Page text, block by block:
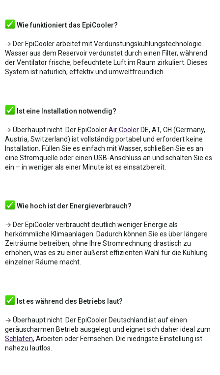
Wie funktioniert das EpiCooler?
→ Der EpiCooler arbeitet mit Verdunstungskühlungstechnologie.
Wasser aus dem Reservoir verdunstet durch einen Filter, während
der Ventilator frische, befeuchtete Luft im Raum zirkuliert. Dieses
System ist natürlich, effektiv und umweltfreundlich.
Ist eine Installation notwendig?
→ Überhaupt nicht. Der EpiCoolerAir CoolerDE, AT, CH (Germany,
Austria, Switzerland) ist vollständig portabel und erfordert keine
Installation. Füllen Sie es einfach mit Wasser, schließen Sie es an
eine Stromquelle oder einen USB-Anschluss an und schalten Sie es
ein – in weniger als einer Minute ist es einsatzbereit.
Wie hoch ist der Energieverbrauch?
→ Der EpiCooler verbraucht deutlich weniger Energie als
herkömmliche Klimaanlagen. Dadurch können Sie es über längere
Zeiträume betreiben, ohne Ihre Stromrechnung drastisch zu
erhöhen, was es zu einer äußerst effizienten Wahl für die Kühlung
einzelner Räume macht.
Ist es während des Betriebs laut?
→ Überhaupt nicht. Der EpiCooler Deutschland ist auf einen
geräuscharmen Betrieb ausgelegt und eignet sich daher ideal zum
Schlafen, Arbeiten oder Fernsehen. Die niedrigste Einstellung ist
nahezu lautlos.